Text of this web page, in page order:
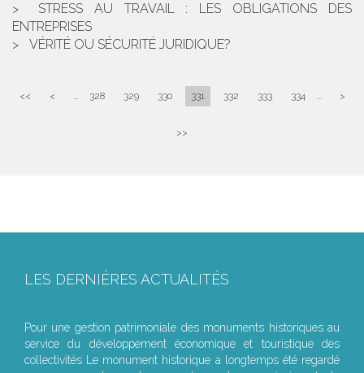
STRESS AU TRAVAIL : LES OBLIGATIONS DES
ENTREPRISES
VÉRITÉ OU SÉCURITÉ JURIDIQUE?
<< < ... 328 329 330 331 332 333 334 ... >
>>
LES DERNIÈRES ACTUALITÉS
Pour une gestion patrimoniale des monuments historiques au
service du développement économique et touristique des
collectivités Le monument historique a longtemps été regardé